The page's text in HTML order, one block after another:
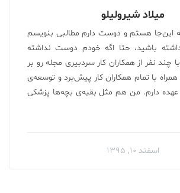
میلاد شیرولیلو
این‌جا هستم و دوست دارم مطالبی بنویسم
باشید، حتا اگه خودم دوست نداشته
چند نفر از همکاران کار سردبیری مجله رو بر
با تمام همکاران کار پیش‌برد و توسعه‌ی
عهده دارم. من هم مثل بقیه‌ی بچه‌ها پزشکی
اسفند ۱۰, ۱۳۹۵